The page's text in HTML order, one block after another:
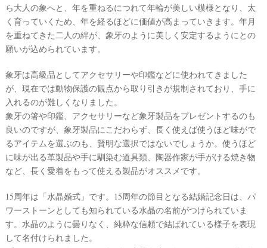
ら大人の象へと、年を重ねるにつれて年輪が美しい模様となり、太
く育っていくため、年を経るほどに価値が高まっていきます。年月
を重ねてきた二人の絆が、象牙のように美しく安定するようにとの
願いが込められています。
象牙は高級品としてアクセサリーや印鑑などに使われてきました
が、現在では動物保護の観点から取り引きが規制されており、手に
入れるのが難しくなりました。
象牙の箸や印鑑、アクセサリーなど象牙製品をプレゼントするのも
良いのですが、象牙製品にこだわらず、長く使えば使うほど味がで
るアイテムを選ぶのも、賢明な選択ではないでしょうか。使うほど
に味が出る革製品や手に馴染む道具類、陶器作家が手がける焼き物
など、長く愛着をもって使える製品がオススメです。
15周年は「水晶婚式」です。15周年の節目となる結婚記念日は、パ
ワーストーンとしても知られている水晶の名前がつけられていま
す。水晶のように曇りなく、純粋な信頼で結ばれている様子を表現
して名付けられました。